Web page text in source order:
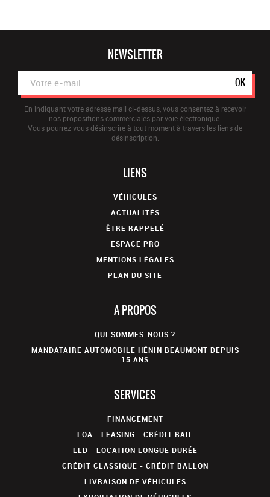
NEWSLETTER
OK
En indiquant votre adresse mail ci-dessus, vous consentez à recevoir
nos propositions commerciales par voie électronique.
Vous pourrez vous désinscrire à tout moment à travers les liens de
désinscription.
LIENS
VÉHICULES
ACTUALITÉS
ÊTRE RAPPELÉ
ESPACE PRO
MENTIONS LÉGALES
PLAN DU SITE
A PROPOS
QUI SOMMES-NOUS ?
MANDATAIRE AUTOMOBILE HÉNIN BEAUMONT DEPUIS
15 ANS
SERVICES
FINANCEMENT
LOA - LEASING - CRÉDIT BAIL
LLD - LOCATION LONGUE DURÉE
CRÉDIT CLASSIQUE - CRÉDIT BALLON
LIVRAISON DE VÉHICULES